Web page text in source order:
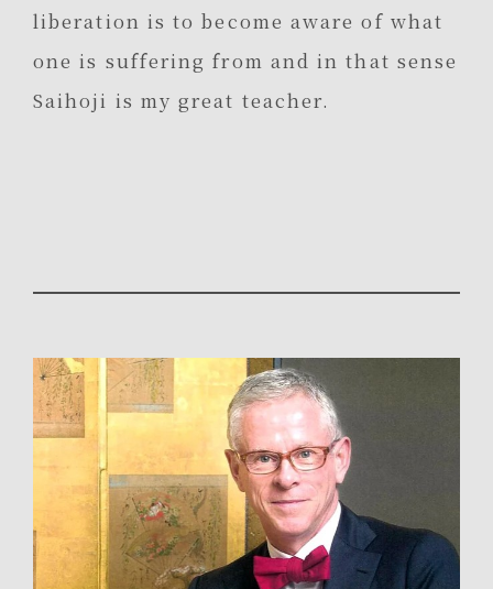
liberation is to become aware of what
one is suffering from and in that sense
Saihoji is my great teacher.